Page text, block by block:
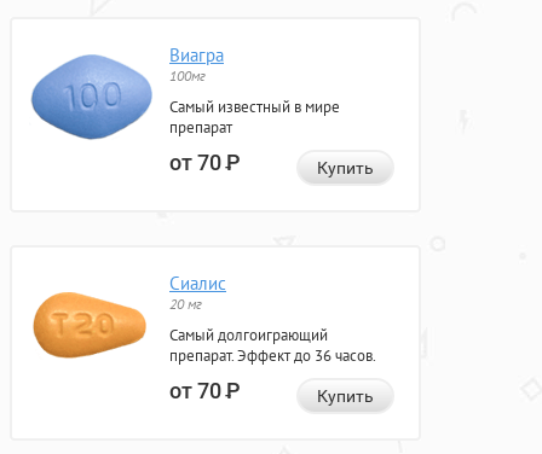
Виагра
100мг
Самый известный в мире
препарат
от 70Р Купить
Сиалис
20 мг
Самый долгоиграющий
препарат. Эффект до 36 часов.
от 70Р Купить